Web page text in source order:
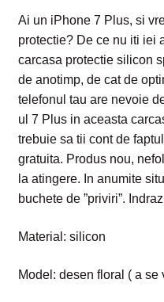
Ai un iPhone 7 Plus, si
protectie? De ce nu iti iei
carcasa protectie silicon
de anotimp, de cat de
telefonul tau are nevoie
ul 7 Plus in aceasta
trebuie sa tii cont de
gratuita. Produs nou,
la atingere. In anumite
buchete de ”priviri”.
Material: silicon
Model: desen floral ( a se